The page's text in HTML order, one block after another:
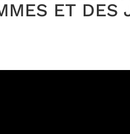
ET DES